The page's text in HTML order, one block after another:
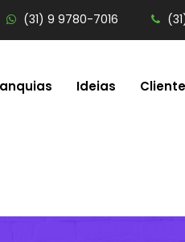
(31) 9 9780-7016
Ideias